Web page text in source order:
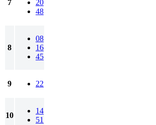
7
20
48
8
08
16
45
9 22
10
14
51